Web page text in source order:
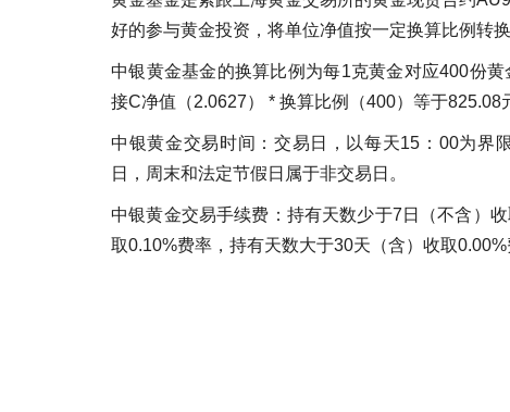
好的参与黄金投资，将单位净值按一定换算比例转
中银黄金基金的换算比例为每1克黄金对应400份
接C净值（2.0627） * 换算比例（400）等于825.08
中银黄金交易时间：交易日，以每天15：00为界
日，周末和法定节假日属于非交易日。
中银黄金交易手续费：持有天数少于7日（不含）
取0.10%费率，持有天数大于30天（含）收取0.00%